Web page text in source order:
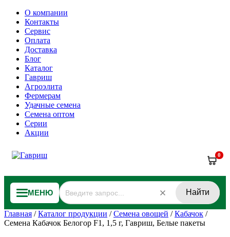
О компании
Контакты
Сервис
Оплата
Доставка
Блог
Каталог
Гавриш
Агроэлита
Фермерам
Удачные семена
Семена оптом
Серии
Акции
0
МЕНЮ Найти
Главная /Каталог продукции /Семена овощей /Кабачок /
Семена Кабачок Белогор F1, 1,5 г, Гавриш, Белые пакеты